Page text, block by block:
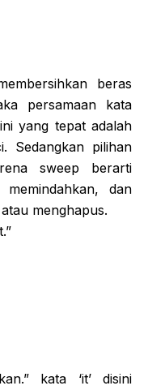
beras
persamaan kata
yang tepat adalah
Sedangkan pilihan
sweep berarti
dan
menghapus.
kata ‘it’ disini